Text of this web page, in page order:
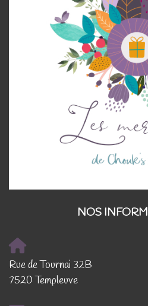
NOS
Rue de Tournai 32B
7520 Templeuve